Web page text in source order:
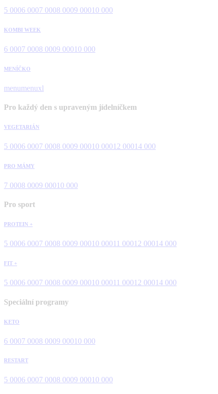
5 0006 0007 0008 0009 00010 000
KOMBI WEEK
6 0007 0008 0009 00010 000
MENÍČKO
menumenuxl
Pro každý den s upraveným jídelníčkem
VEGETARIÁN
5 0006 0007 0008 0009 00010 00012 00014 000
PRO MÁMY
7 0008 0009 00010 000
Pro sport
PROTEIN +
5 0006 0007 0008 0009 00010 00011 00012 00014 000
FIT +
5 0006 0007 0008 0009 00010 00011 00012 00014 000
Speciální programy
KETO
6 0007 0008 0009 00010 000
RESTART
5 0006 0007 0008 0009 00010 000